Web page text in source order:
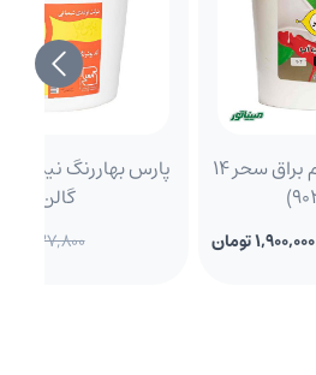
رنگ اکریلیک سفید نیم براق سحر 14
1,900,000 تومان
گالن (210)
837,800